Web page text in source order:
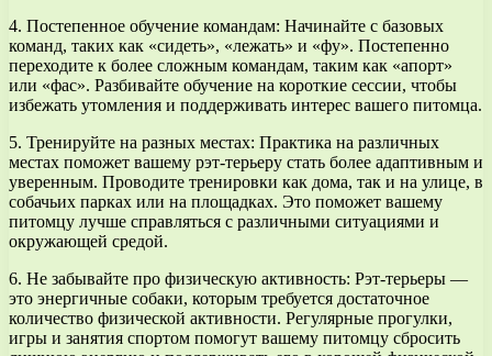
4. Постепенное обучение командам: Начинайте с базовых
команд, таких как «сидеть», «лежать» и «фу». Постепенно
переходите к более сложным командам, таким как «апорт»
или «фас». Разбивайте обучение на короткие сессии, чтобы
избежать утомления и поддерживать интерес вашего питомца.
5. Тренируйте на разных местах: Практика на различных
местах поможет вашему рэт-терьеру стать более адаптивным и
уверенным. Проводите тренировки как дома, так и на улице, в
собачьих парках или на площадках. Это поможет вашему
питомцу лучше справляться с различными ситуациями и
окружающей средой.
6. Не забывайте про физическую активность: Рэт-терьеры —
это энергичные собаки, которым требуется достаточное
количество физической активности. Регулярные прогулки,
игры и занятия спортом помогут вашему питомцу сбросить